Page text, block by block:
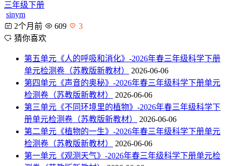
三年级下册
sinym
2个月前
609
3
猜你喜欢
第五单元《人的呼吸和消化》-2026年春三年级科学下册
单元检测卷（苏教版新教材）
2026-06-06
第四单元《声音的奥秘》-2026年春三年级科学下册单元
检测卷（苏教版新教材）
2026-06-06
第三单元《不同环境里的植物》-2026年春三年级科学下
册单元检测卷（苏教版新教材）
2026-06-06
第二单元《植物的一生》-2026年春三年级科学下册单元
检测卷（苏教版新教材）
2026-06-06
第一单元《观测天气》-2026年春三年级科学下册单元检